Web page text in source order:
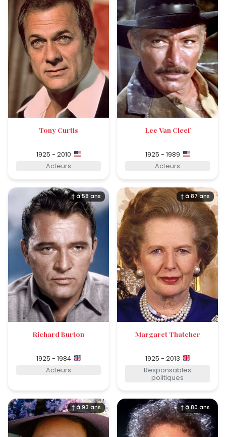
Tony Curtis
1925 - 2010
Acteurs
Lee Van Cleef
1925 - 1989
Acteurs
† à 58 ans
Richard Burton
1925 - 1984
Acteurs
† à 87 ans
Margaret Thatcher
1925 - 2013
Responsables
politiques
† à 93 ans † à 80 ans